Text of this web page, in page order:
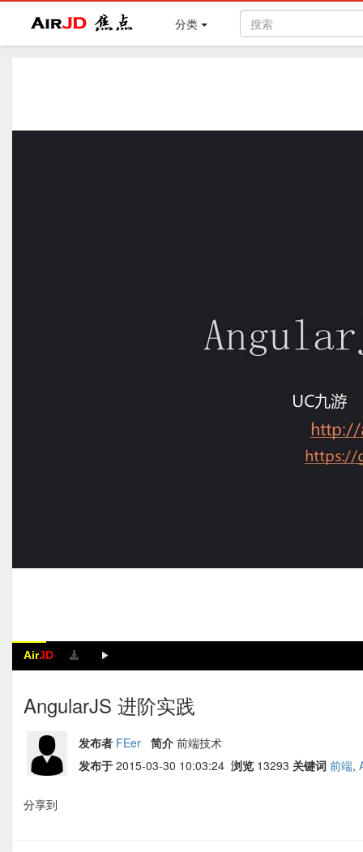
Air焦点 分类
AirJD
AngularJS 进阶实践
发布者 FEer 简介 前端技术
发布于 2015-03-30 10:03:24 浏览 13293 关键词 前端,
分享到